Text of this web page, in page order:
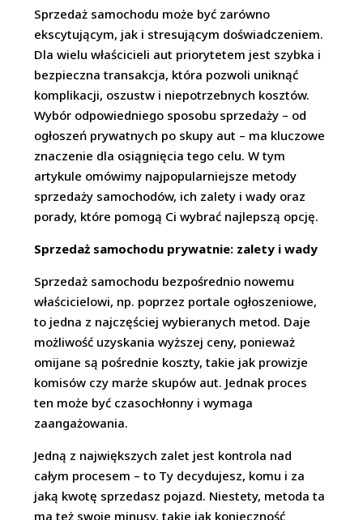
Sprzedaż samochodu może być zarówno
ekscytującym, jak i stresującym doświadczeniem.
Dla wielu właścicieli aut priorytetem jest szybka i
bezpieczna transakcja, która pozwoli uniknąć
komplikacji, oszustw i niepotrzebnych kosztów.
Wybór odpowiedniego sposobu sprzedaży – od
ogłoszeń prywatnych po skupy aut – ma kluczowe
znaczenie dla osiągnięcia tego celu. W tym
artykule omówimy najpopularniejsze metody
sprzedaży samochodów, ich zalety i wady oraz
porady, które pomogą Ci wybrać najlepszą opcję.
Sprzedaż samochodu prywatnie: zalety i wady
Sprzedaż samochodu bezpośrednio nowemu
właścicielowi, np. poprzez portale ogłoszeniowe,
to jedna z najczęściej wybieranych metod. Daje
możliwość uzyskania wyższej ceny, ponieważ
omijane są pośrednie koszty, takie jak prowizje
komisów czy marże skupów aut. Jednak proces
ten może być czasochłonny i wymaga
zaangażowania.
Jedną z największych zalet jest kontrola nad
całym procesem – to Ty decydujesz, komu i za
jaką kwotę sprzedasz pojazd. Niestety, metoda ta
ma też swoje minusy, takie jak konieczność